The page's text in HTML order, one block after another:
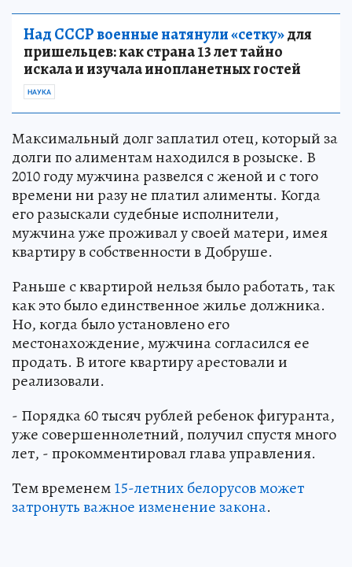
Над СССР военные натянули «сетку»для
пришельцев: как страна 13 лет тайно
искала и изучала инопланетных гостей
НАУКА
Максимальный долг заплатил отец, который за
долги по алиментам находился в розыске. В
2010 году мужчина развелся с женой и с того
времени ни разу не платил алименты. Когда
его разыскали судебные исполнители,
мужчина уже проживал у своей матери, имея
квартиру в собственности в Добруше.
Раньше с квартирой нельзя было работать, так
как это было единственное жилье должника.
Но, когда было установлено его
местонахождение, мужчина согласился ее
продать. В итоге квартиру арестовали и
реализовали.
- Порядка 60 тысяч рублей ребенок фигуранта,
уже совершеннолетний, получил спустя много
лет, - прокомментировал глава управления.
Тем временем15-летних белорусов может
затронуть важное изменение закона.